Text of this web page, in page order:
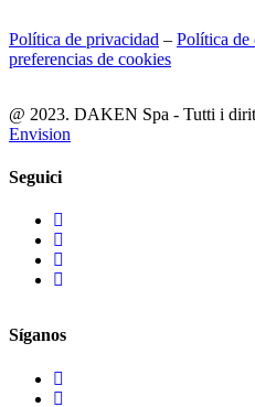
Política de privacidad – Política de
preferencias de cookies
@ 2023. DAKEN Spa - Tutti i
Envision
Seguici
Síganos